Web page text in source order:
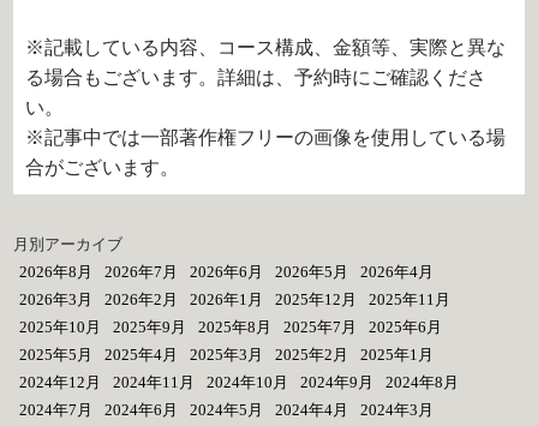
※記載している内容、コース構成、金額等、実際と異な
る場合もございます。詳細は、予約時にご確認くださ
い。
※記事中では一部著作権フリーの画像を使用している場
合がございます。
月別アーカイブ
2026年8月
2026年7月 2026年6月 2026年5月
2026年4月
2026年3月
2026年2月 2026年1月 2025年12月
2025年11月
2025年10月
2025年9月 2025年8月 2025年7月
2025年6月
2025年5月
2025年4月 2025年3月 2025年2月
2025年1月
2024年12月
2024年11月 2024年10月 2024年9月
2024年8月
2024年7月
2024年6月 2024年5月 2024年4月
2024年3月